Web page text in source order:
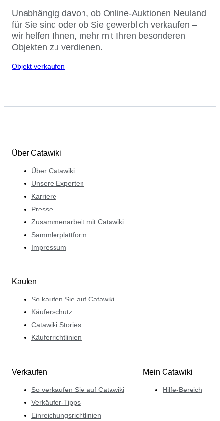
Unabhängig davon, ob Online-Auktionen Neuland
für Sie sind oder ob Sie gewerblich verkaufen –
wir helfen Ihnen, mehr mit Ihren besonderen
Objekten zu verdienen.
Objekt verkaufen
Über Catawiki
Über Catawiki
Unsere Experten
Karriere
Presse
Zusammenarbeit mit Catawiki
Sammlerplattform
Impressum
Kaufen
So kaufen Sie auf Catawiki
Käuferschutz
Catawiki Stories
Käuferrichtlinien
Verkaufen
So verkaufen Sie auf Catawiki
Verkäufer-Tipps
Einreichungsrichtlinien
Mein Catawiki
Hilfe-Bereich